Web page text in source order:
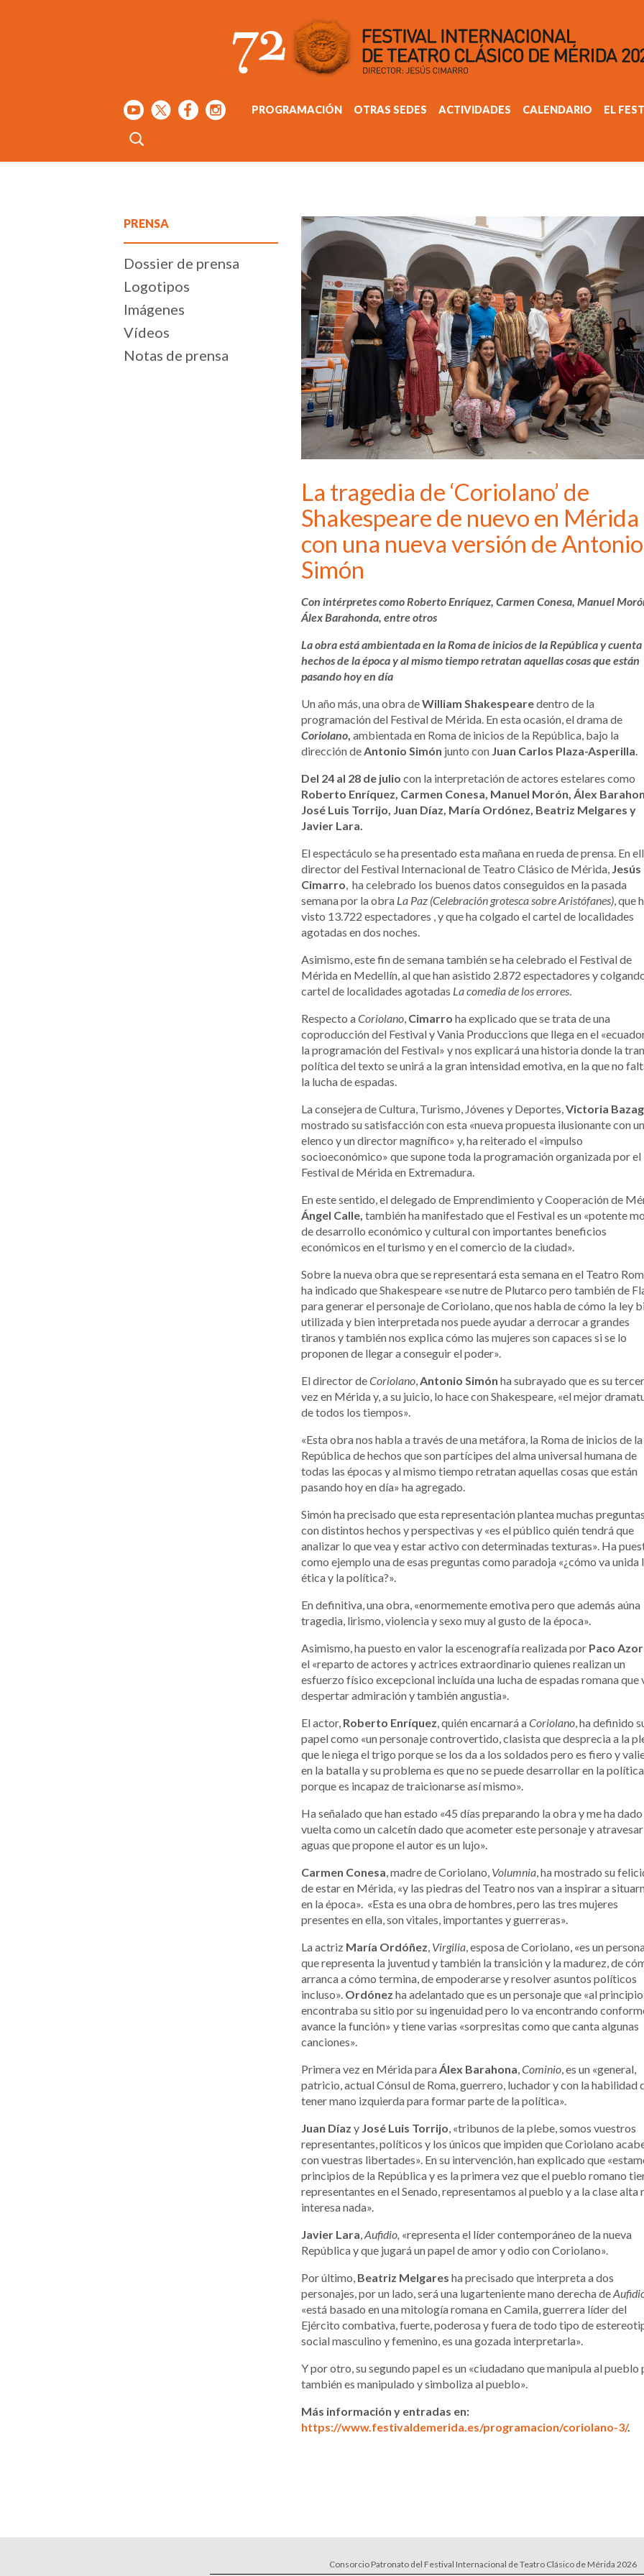
PROGRAMACIÓN OTRAS SEDES ACTIVIDADES CALENDARIO EL
PRENSA
Dossier de prensa
Logotipos
Imágenes
Vídeos
Notas de prensa
La tragedia de ‘Coriolano’ de
Shakespeare de nuevo en Mérida
con una nueva versión de Antonio
Simón
Con intérpretes como Roberto Enríquez, Carmen Conesa, Manuel
Álex Barahonda, entre otros
La obra está ambientada en la Roma de inicios de la República y cuenta
hechos de la época y al mismo tiempo retratan aquellas cosas que están
pasando hoy en día
Un año más, una obra deWilliam Shakespearedentro de la
programación del Festival de Mérida. En esta ocasión, el drama de
Coriolano ambientada en Roma de inicios de la República, bajo la
dirección de Antonio Simón junto con Juan Carlos Plaza-Asperilla
Del 24 al 28 de julio con la interpretación de actores estelares como
Roberto Enríquez, Carmen Conesa, Manuel Morón, Álex
José Luis Torrijo, Juan Díaz, María Ordónez, Beatriz Melgares y
Javier Lara.
El espectáculo se ha presentado esta mañana en rueda de prensa. En
director del Festival Internacional de Teatro Clásico de Mérida, Jesús
Cimarro , ha celebrado los buenos datos conseguidos en la pasada
semana por la obra La Paz (Celebración grotesca sobre Aristófanes) , que
visto 13.722 espectadores , y que ha colgado el cartel de localidades
agotadas en dos noches.
Asimismo, este fin de semana también se ha celebrado el Festival de
Mérida en Medellín, al que han asistido 2.872 espectadores y
cartel de localidades agotadas La comedia de los errores
Respecto aCoriolano Cimarro ha explicado que se trata de una
coproducción del Festival y Vania Produccions que llega en el
la programación del Festival» y nos explicará una historia donde la
política del texto se unirá a la gran intensidad emotiva, en la que no
la lucha de espadas.
La consejera de Cultura, Turismo, Jóvenes y Deportes, Victoria
mostrado su satisfacción con esta «nueva propuesta ilusionante con un
elenco y un director magnífico» y, ha reiterado el «impulso
socioeconómico» que supone toda la programación organizada por el
Festival de Mérida en Extremadura.
En este sentido, el delegado de Emprendimiento y Cooperación de
Ángel Calle, tambiénha manifestado que el Festival es un «potente
de desarrollo económico y cultural con importantes beneficios
económicos en el turismo y en el comercio de la ciudad».
Sobre la nueva obra que se representará esta semana en el Teatro
ha indicado que Shakespeare «se nutre de Plutarco pero también de
para generar el personaje de Coriolano, que nos habla de cómo la ley
utilizada y bien interpretada nos puede ayudar a derrocar a grandes
tiranos y también nos explica cómo las mujeres son capaces si se lo
proponen de llegar a conseguir el poder».
El director deCoriolano Antonio Simón ha subrayado que es su
vez en Mérida y, a su juicio, lo hace con Shakespeare, «el mejor
de todos los tiempos».
«Esta obra nos habla a través de una metáfora, la Roma de inicios de la
República de hechos que son partícipes del alma universal humana de
todas las épocas y al mismo tiempo retratan aquellas cosas que están
pasando hoy en día» ha agregado.
Simón ha precisado que esta representación plantea muchas preguntas
con distintos hechos y perspectivas y «es el público quién tendrá que
analizar lo que vea y estar activo con determinadas texturas». Ha
como ejemplo una de esas preguntas como paradoja «¿cómo va unida
ética y la política?».
En definitiva, una obra, «enormemente emotiva pero que además aúna
tragedia, lirismo, violencia y sexo muy al gusto de la época».
Asimismo, ha puesto en valor la escenografía realizada por Paco
el «reparto de actores y actrices extraordinario quienes realizan un
esfuerzo físico excepcional incluída una lucha de espadas romana que
despertar admiración y también angustia».
El actor, Roberto Enríquez , quién encarnará aCoriolano , ha definido
papel como «un personaje controvertido, clasista que desprecia a la
que le niega el trigo porque se los da a los soldados pero es fiero y
en la batalla y su problema es que no se puede desarrollar en la política
porque es incapaz de traicionarse así mismo».
Ha señalado que han estado «45 días preparando la obra y me ha
vuelta como un calcetín dado que acometer este personaje y atravesar
aguas que propone el autor es un lujo».
Carmen Conesa , madre de Coriolano, Volumnia , ha mostrado su
de estar en Mérida, «y las piedras del Teatro nos van a inspirar a
en la época». «Esta es una obra de hombres, pero las tres mujeres
presentes en ella, son vitales, importantes y guerreras».
La actriz María Ordóñez Virgilia , esposa de Coriolano, «es un
que representa la juventud y también la transición y la madurez, de
arranca a cómo termina, de empoderarse y resolver asuntos políticos
incluso». Ordónez ha adelantado que es un personaje que «al
encontraba su sitio por su ingenuidad pero lo va encontrando
avance la función» y tiene varias «sorpresitas como que canta algunas
canciones».
Primera vez en Mérida para Álex Barahona Cominio , es un «general,
patricio, actual Cónsul de Roma, guerrero, luchador y con la habilidad
tener mano izquierda para formar parte de la política».
Juan Díaz y José Luis Torrijo , «tribunos de la plebe, somos vuestros
representantes, políticos y los únicos que impiden que Coriolano
con vuestras libertades». En su intervención, han explicado que
principios de la República y es la primera vez que el pueblo romano
representantes en el Senado, representamos al pueblo y a la clase alta
interesa nada».
Javier Lara Aufidio, «representa el líder contemporáneo de la nueva
República y que jugará un papel de amor y odio con Coriolano».
Por último, Beatriz Melgares ha precisado que interpreta a dos
personajes, por un lado, será una lugarteniente mano derecha de
«está basado en una mitología romana en Camila, guerrera líder del
Ejército combativa, fuerte, poderosa y fuera de todo tipo de
social masculino y femenino, es una gozada interpretarla».
Y por otro, su segundo papel es un «ciudadano que manipula al pueblo
también es manipulado y simboliza al pueblo».
Más información y entradas en:
https://www.festivaldemerida.es/programacion/coriolano-3/.
Consorcio Patronato del Festival Internacional de Teatro Clásico de Mérida 2026